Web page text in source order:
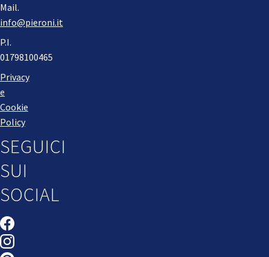
Mail.
info@pieroni.it
P.I.
01798100465
Privacy
e
Cookie
Policy
SEGUICI
SUI
SOCIAL